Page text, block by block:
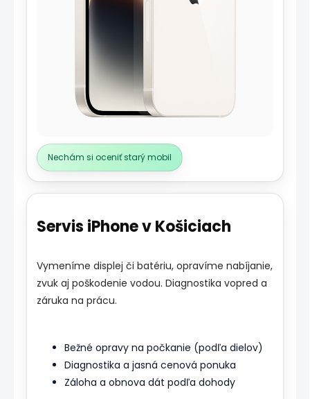
Nechám si oceniť starý mobil
Servis iPhone v Košiciach
Vymeníme displej či batériu, opravíme nabíjanie,
zvuk aj poškodenie vodou. Diagnostika vopred a
záruka na prácu.
Bežné opravy na počkanie (podľa dielov)
Diagnostika a jasná cenová ponuka
Záloha a obnova dát podľa dohody